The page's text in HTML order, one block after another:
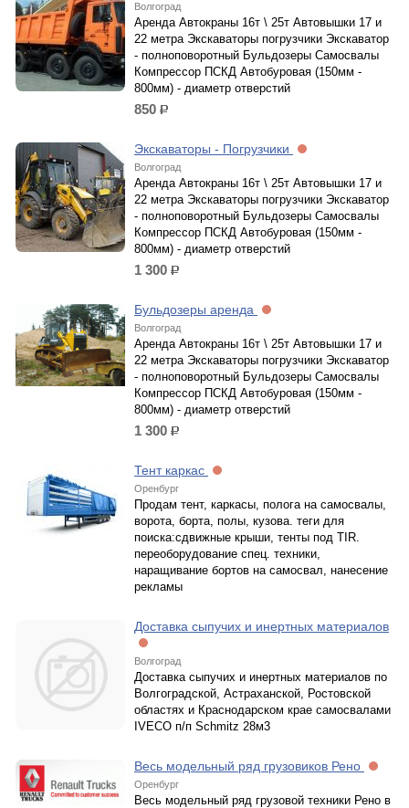
Волгоград
Аренда Автокраны 16т \ 25т Автовышки 17 и
22 метра Экскаваторы погрузчики Экскаватор
- полноповоротный Бульдозеры Самосвалы
Компрессор ПСКД Автобуровая (150мм -
800мм) - диаметр отверстий
850 р.
Экскаваторы - Погрузчики
Волгоград
Аренда Автокраны 16т \ 25т Автовышки 17 и
22 метра Экскаваторы погрузчики Экскаватор
- полноповоротный Бульдозеры Самосвалы
Компрессор ПСКД Автобуровая (150мм -
800мм) - диаметр отверстий
1 300 р.
Бульдозеры аренда
Волгоград
Аренда Автокраны 16т \ 25т Автовышки 17 и
22 метра Экскаваторы погрузчики Экскаватор
- полноповоротный Бульдозеры Самосвалы
Компрессор ПСКД Автобуровая (150мм -
800мм) - диаметр отверстий
1 300 р.
Тент каркас
Оренбург
Продам тент, каркасы, полога на самосвалы,
ворота, борта, полы, кузова. теги для
поиска:сдвижные крыши, тенты под TIR.
переоборудование спец. техники,
наращивание бортов на самосвал, нанесение
рекламы
Доставка сыпучих и инертных материалов
Волгоград
Доставка сыпучих и инертных материалов по
Волгоградской, Астраханской, Ростовской
областях и Краснодарском крае самосвалами
IVECO п/п Schmitz 28м3
Весь модельный ряд грузовиков Рено
Оренбург
Весь модельный ряд грузовой техники Рено в